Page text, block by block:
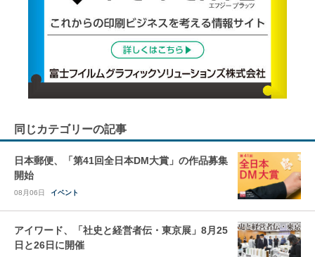
同じカテゴリーの記事
日本郵便、「第41回全日本DM大賞」の作品募集
開始
08月06日 イベント
アイワード、「社史と経営者伝・東京展」8月25
日と26日に開催